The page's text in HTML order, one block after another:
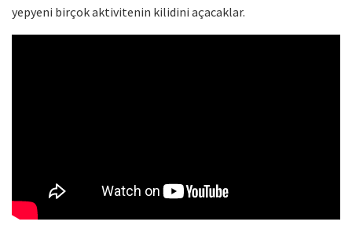
yepyeni birçok aktivitenin kilidini açacaklar.